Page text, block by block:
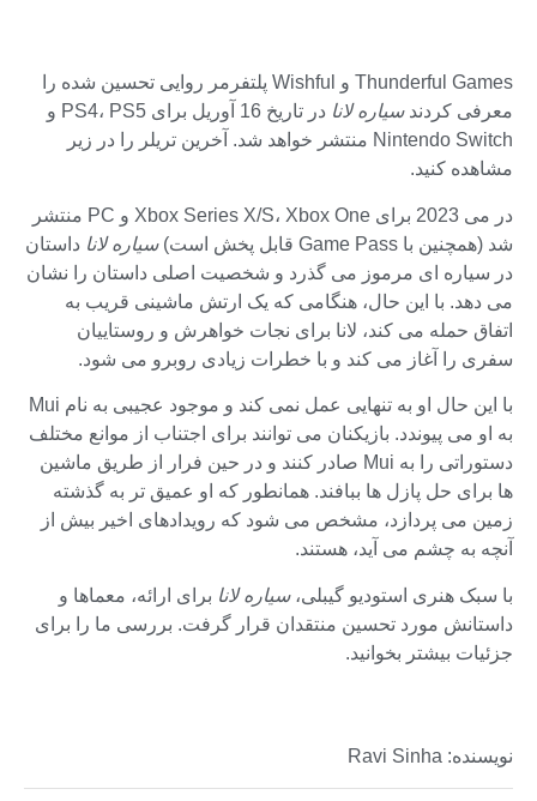
Thunderful Games و Wishful پلتفرمر روایی تحسین شده را
معرفی کردندسیاره لانا
در تاریخ 16 آوریل برای PS4، PS5 و
Nintendo Switch منتشر خواهد شد. آخرین تریلر را در زیر
مشاهده کنید.
در می 2023 برای Xbox Series X/S، Xbox One و PC منتشر
شد (همچنین با Game Pass قابل پخش است)
سیاره لانا داستان
در سیاره ای مرموز می گذرد و شخصیت اصلی داستان را نشان
می دهد. با این حال، هنگامی که یک ارتش ماشینی قریب به
اتفاق حمله می کند، لانا برای نجات خواهرش و روستاییان
سفری را آغاز می کند و با خطرات زیادی روبرو می شود.
با این حال او به تنهایی عمل نمی کند و موجود عجیبی به نام Mui
به او می پیوندد. بازیکنان می توانند برای اجتناب از موانع مختلف
دستوراتی را به Mui صادر کنند و در حین فرار از طریق ماشین
ها برای حل پازل ها ببافند. همانطور که او عمیق تر به گذشته
زمین می پردازد، مشخص می شود که رویدادهای اخیر بیش از
آنچه به چشم می آید، هستند.
با سبک هنری استودیو گیبلی،سیاره لانا برای ارائه، معماها و
داستانش مورد تحسین منتقدان قرار گرفت. بررسی ما را برای
جزئیات بیشتر بخوانید.
نویسنده: Ravi Sinha